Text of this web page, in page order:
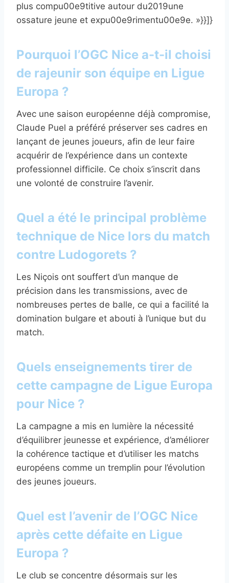
plus compu00e9titive autour du2019une
ossature jeune et expu00e9rimentu00e9e. »}}]}
Pourquoi l’OGC Nice a-t-il choisi
de rajeunir son équipe en Ligue
Europa ?
Avec une saison européenne déjà compromise,
Claude Puel a préféré préserver ses cadres en
lançant de jeunes joueurs, afin de leur faire
acquérir de l’expérience dans un contexte
professionnel difficile. Ce choix s’inscrit dans
une volonté de construire l’avenir.
Quel a été le principal problème
technique de Nice lors du match
contre Ludogorets ?
Les Niçois ont souffert d’un manque de
précision dans les transmissions, avec de
nombreuses pertes de balle, ce qui a facilité la
domination bulgare et abouti à l’unique but du
match.
Quels enseignements tirer de
cette campagne de Ligue Europa
pour Nice ?
La campagne a mis en lumière la nécessité
d’équilibrer jeunesse et expérience, d’améliorer
la cohérence tactique et d’utiliser les matchs
européens comme un tremplin pour l’évolution
des jeunes joueurs.
Quel est l’avenir de l’OGC Nice
après cette défaite en Ligue
Europa ?
Le club se concentre désormais sur les